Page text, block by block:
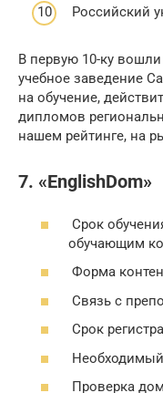
Российский
В первую 10-ку
учебное заведение
на обучение,
дипломов
нашем рейтинге, на
7. «EnglishDom»
Срок
обучающим
Форма
Связь с
Срок
Проверка